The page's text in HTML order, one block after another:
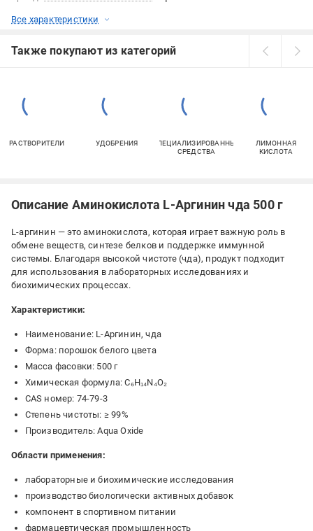
Все характеристики
Также покупают из категорий
РАСТВОРИТЕЛИ УДОБРЕНИЯ
СПЕЦИАЛИЗИРОВАННЫЕ
СРЕДСТВА
ЛИМОННАЯ
КИСЛОТА
Описание Аминокислота L-Аргинин чда 500 г
L-аргинин — это аминокислота, которая играет важную роль в
обмене веществ, синтезе белков и поддержке иммунной
системы. Благодаря высокой чистоте (чда), продукт подходит
для использования в лабораторных исследованиях и
биохимических процессах.
Характеристики:
Наименование: L-Аргинин, чда
Форма: порошок белого цвета
Масса фасовки: 500 г
Химическая формула: C₆H₁₄N₄O₂
CAS номер: 74-79-3
Степень чистоты: ≥ 99%
Производитель: Aqua Oxide
Области применения:
лабораторные и биохимические исследования
производство биологически активных добавок
компонент в спортивном питании
фармацевтическая промышленность